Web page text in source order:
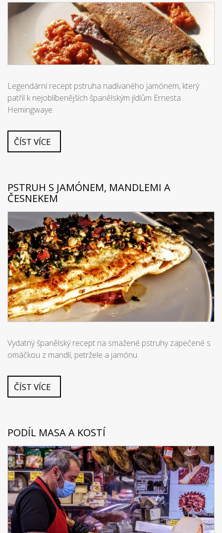
Legendární recept pstruha nadívaného jamónem, který
patřil k nejoblíbenějších španělským jídlům Ernesta
Hemingwaye.
ČÍST VÍCE
PSTRUH S JAMÓNEM, MANDLEMI A
ČESNEKEM
Vydatný španělský recept na smažené pstruhy zapečené s
omáčkou z mandlí, petržele a jamónu.
ČÍST VÍCE
PODÍL MASA A KOSTÍ